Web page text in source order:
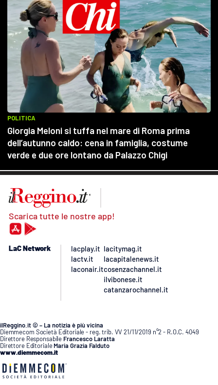
Scarica tutte le nostre app!
LaC Network
lacplay.it
lactv.it
laconair.it
lacitymag.it
lacapitalenews.it
cosenzachannel.it
ilvibonese.it
catanzarochannel.it
ilReggino.it © – La notizia è più vicina
Diemmecom Società Editoriale - reg. trib. VV 21/11/2019 n°2 - R.O.C. 4049
Direttore Responsabile Francesco Laratta
Direttore Editoriale Maria Grazia Falduto
www.diemmecom.it